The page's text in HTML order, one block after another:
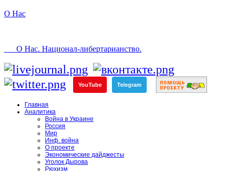
О Нас
О Нас. Национал-либертарианство.
YouTube Telegram
Главная
Аналитика
Война в Украине
Россия
Мир
Инф. война
О проекте
Экономические дайджесты
Уголок Дырова
Рюхизм